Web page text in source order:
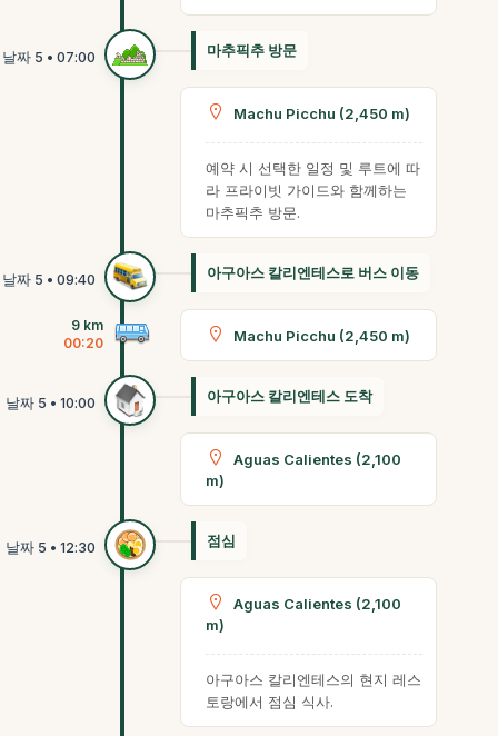
마추픽추 방문
Machu Picchu (2,450 m)
예약 시 선택한 일정 및 루트에 따
라 프라이빗 가이드와 함께하는
마추픽추 방문.
아구아스 칼리엔테스로 버스 이동
9 km
00:20
Machu Picchu (2,450 m)
아구아스 칼리엔테스 도착
Aguas Calientes (2,100
m)
점심
Aguas Calientes (2,100
m)
아구아스 칼리엔테스의 현지 레스
토랑에서 점심 식사.